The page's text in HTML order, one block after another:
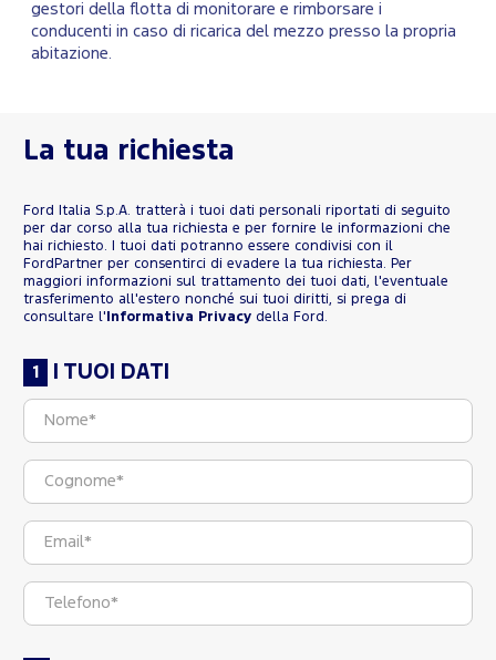
gestori della flotta di monitorare e rimborsare i
conducenti in caso di ricarica del mezzo presso la propria
abitazione.
La tua richiesta
Ford Italia S.p.A. tratterà i tuoi dati personali riportati di seguito
per dar corso alla tua richiesta e per fornire le informazioni che
hai richiesto. I tuoi dati potranno essere condivisi con il
FordPartner per consentirci di evadere la tua richiesta. Per
maggiori informazioni sul trattamento dei tuoi dati, l'eventuale
trasferimento all'estero nonché sui tuoi diritti, si prega di
consultare l' Informativa Privacy della Ford.
I TUOI DATI